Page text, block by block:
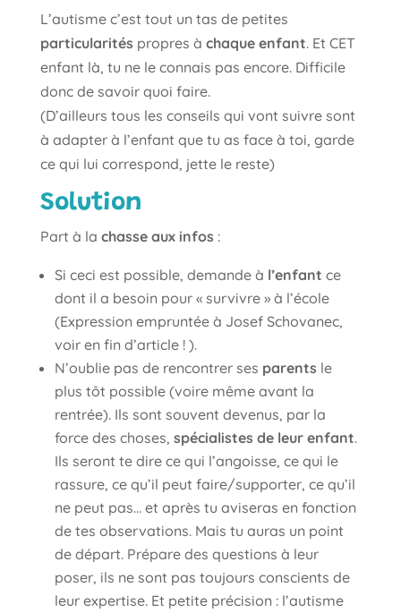
L’autisme c’est tout un tas de petites
particularités propres à chaque enfant. Et CET
enfant là, tu ne le connais pas encore. Difficile
donc de savoir quoi faire.
(D’ailleurs tous les conseils qui vont suivre sont
à adapter à l’enfant que tu as face à toi, garde
ce qui lui correspond, jette le reste)
Solution
Part à la chasse aux infos :
Si ceci est possible, demande à l’enfant ce
dont il a besoin pour « survivre » à l’école
(Expression empruntée à Josef Schovanec,
voir en fin d’article ! ).
N’oublie pas de rencontrer ses parents le
plus tôt possible (voire même avant la
rentrée). Ils sont souvent devenus, par la
force des choses, spécialistes de leur enfant.
Ils seront te dire ce qui l’angoisse, ce qui le
rassure, ce qu’il peut faire/supporter, ce qu’il
ne peut pas… et après tu aviseras en fonction
de tes observations. Mais tu auras un point
de départ. Prépare des questions à leur
poser, ils ne sont pas toujours conscients de
leur expertise. Et petite précision : l’autisme